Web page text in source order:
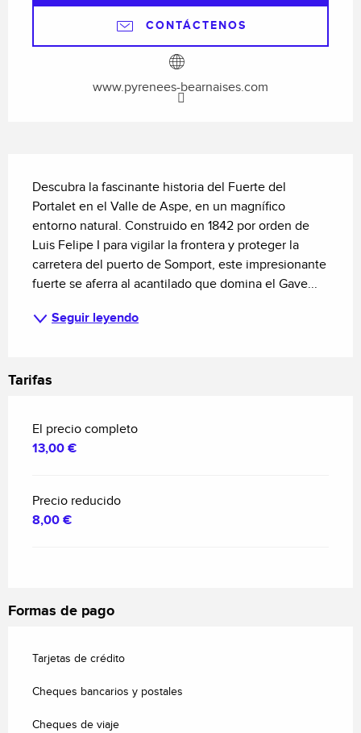
CONTÁCTENOS
www.pyrenees-bearnaises.com
Descubra la fascinante historia del Fuerte del
Portalet en el Valle de Aspe, en un magnífico
entorno natural. Construido en 1842 por orden de
Luis Felipe I para vigilar la frontera y proteger la
carretera del puerto de Somport, este impresionante
fuerte se aferra al acantilado que domina el Gave...
Seguir leyendo
Tarifas
El precio completo
13,00 €
Precio reducido
8,00 €
Formas de pago
Tarjetas de crédito
Cheques bancarios y postales
Cheques de viaje